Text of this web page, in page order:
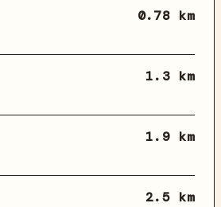
0.78 km
1.3 km
1.9 km
2.5 km